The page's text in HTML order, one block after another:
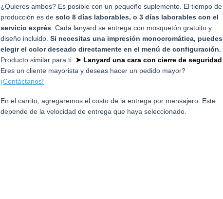
¿Quieres ambos? Es posible con un pequeño suplemento. El tiempo de
producción es desolo 8 días laborables, o 3 días laborables con el
servicio exprés . Cada lanyard se entrega con mosquetón gratuito y
diseño incluido.Si necesitas una impresión monocromática, puedes
elegir el color deseado directamente en el menú de configuración.
Producto similar para ti: ➤ Lanyard una cara con cierre de seguridad
Eres un cliente mayorista y deseas hacer un pedido mayor?
¡Contáctanos!
En el carrito, agregaremos el costo de la entrega por mensajero. Este
depende de la velocidad de entrega que haya seleccionado.